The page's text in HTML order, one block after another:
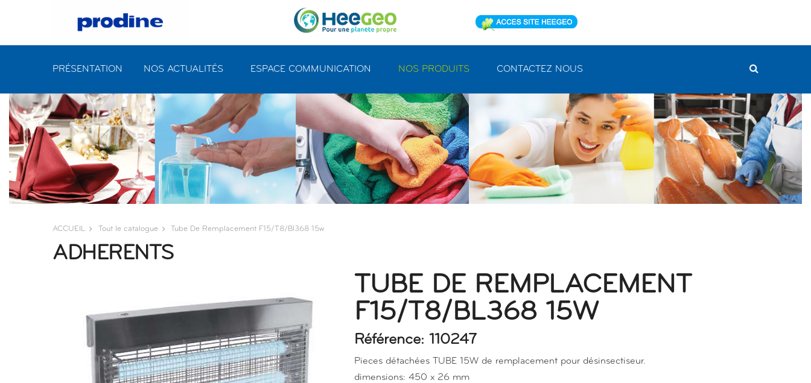
PRÉSENTATION NOS ACTUALITÉS ESPACE COMMUNICATION NOS PRODUITS CONTACTEZ NOUS
ACCUEIL Tout le catalogue Tube De Remplacement F15/t8/bl368 15w
ADHERENTS
TUBE DE REMPLACEMENT
F15/T8/BL368 15W
Référence: 110247
Pieces détachées TUBE 15W de remplacement pour désinsectiseur.
dimensions: 450 x 26 mm